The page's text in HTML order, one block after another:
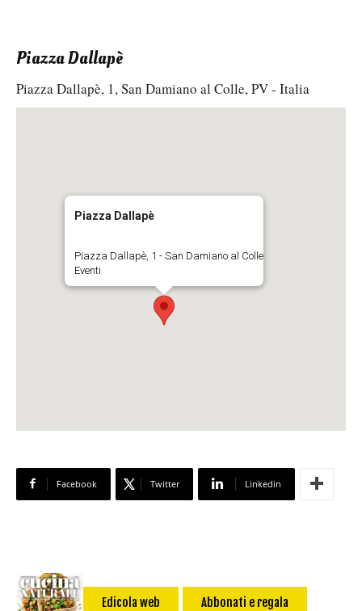
Piazza Dallapè
Piazza Dallapè, 1, San Damiano al Colle, PV - Italia
Piazza Dallapè
Piazza Dallapè, 1 - San Damiano al Colle
Eventi
Facebook Twitter Linkedin
Edicola web Abbonati e regala